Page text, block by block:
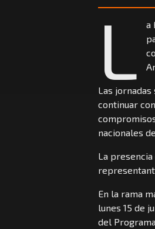
L
a
Las
continuar
nacionales
La
En la rama
lunes 15 de
del